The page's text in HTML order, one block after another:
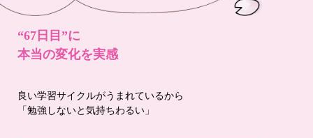
“67日目”に
本当の変化を実感
良い学習サイクルがうまれているから
「勉強しないと気持ちわるい」